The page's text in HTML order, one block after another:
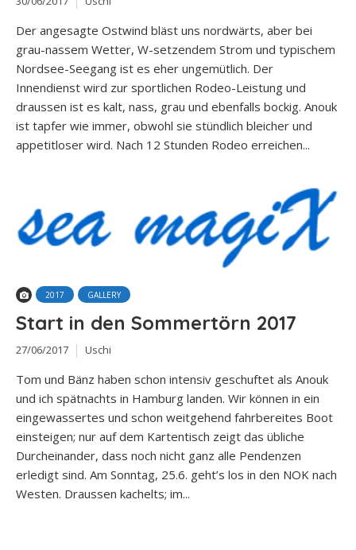
Der angesagte Ostwind bläst uns nordwärts, aber bei
grau-nassem Wetter, W-setzendem Strom und typischem
Nordsee-Seegang ist es eher ungemütlich. Der
Innendienst wird zur sportlichen Rodeo-Leistung und
draussen ist es kalt, nass, grau und ebenfalls bockig. Anouk
ist tapfer wie immer, obwohl sie stündlich bleicher und
appetitloser wird. Nach 12 Stunden Rodeo erreichen...
2017 GALLERY
Start in den Sommertörn 2017
27/06/2017 Uschi
Tom und Bänz haben schon intensiv geschuftet als Anouk
und ich spätnachts in Hamburg landen. Wir können in ein
eingewassertes und schon weitgehend fahrbereites Boot
einsteigen; nur auf dem Kartentisch zeigt das übliche
Durcheinander, dass noch nicht ganz alle Pendenzen
erledigt sind. Am Sonntag, 25.6. geht’s los in den NOK nach
Westen. Draussen kachelts; im...